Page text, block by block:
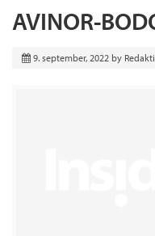
AVINOR-
9. september, 2022 by